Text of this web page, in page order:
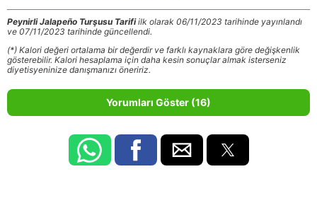
Peynirli Jalapeño Turşusu Tarifiilk olarak 06/11/2023 tarihinde yayınlandı
ve 07/11/2023 tarihinde güncellendi.
(*) Kalori değeri ortalama bir değerdir ve farklı kaynaklara göre değişkenlik
gösterebilir. Kalori hesaplama için daha kesin sonuçlar almak isterseniz
diyetisyeninize danışmanızı öneririz.
Yorumları Göster (16)